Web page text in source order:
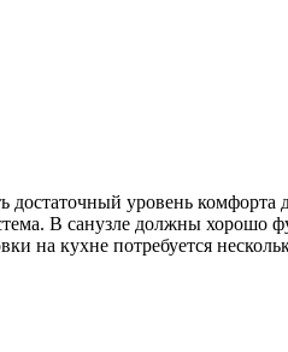
уровень комфорта
В санузле должны хорошо
на кухне потребуется